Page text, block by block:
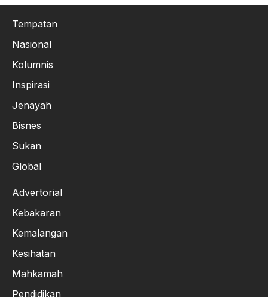
Tempatan
Nasional
Kolumnis
Inspirasi
Jenayah
Bisnes
Sukan
Global
Advertorial
Kebakaran
Kemalangan
Kesihatan
Mahkamah
Pendidikan